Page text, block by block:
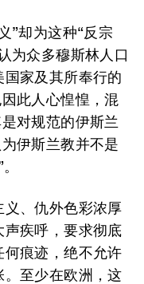
”却为这种“反宗
为众多穆斯林人口
家及其所奉行的
此人心惶惶，混
对规范的伊斯兰
伊斯兰教并不是
、仇外色彩浓厚
疾呼，要求彻底
痕迹，绝不允许
至少在欧洲，这